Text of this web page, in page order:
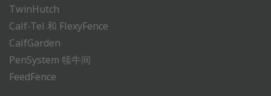
TwinHutch
Calf-Tel 和 FlexyFence
CalfGarden
PenSystem 犊牛间
FeedFence